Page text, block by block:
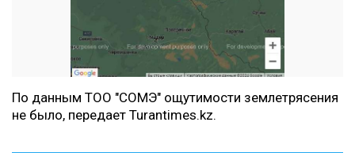
По данным ТОО "СОМЭ" ощутимости землетрясения
не было, передает Turantimes.kz.